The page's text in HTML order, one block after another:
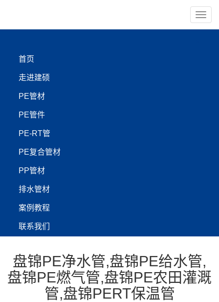
导
首页
走进建硕
PE管材
PE管件
PE-RT管
PE复合管材
PP管材
排水管材
案例教程
联系我们
PE-RT管
【管材服务:400-999-4440】
盘锦建硕管业PE净水管|给
水管|燃气管|农田灌溉
管|PERT保温管科技领
航，智享未来
盘锦PE净水管,盘锦PE给水管,
盘锦PE燃气管,盘锦PE农田灌溉
管,盘锦PERT保温管